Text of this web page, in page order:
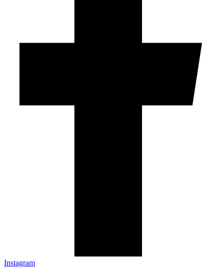
Instagram